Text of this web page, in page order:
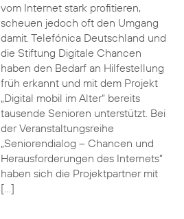
vom Internet stark profitieren,
scheuen jedoch oft den Umgang
damit. Telefónica Deutschland und
die Stiftung Digitale Chancen
haben den Bedarf an Hilfestellung
früh erkannt und mit dem Projekt
„Digital mobil im Alter“ bereits
tausende Senioren unterstützt. Bei
der Veranstaltungsreihe
„Seniorendialog – Chancen und
Herausforderungen des Internets“
haben sich die Projektpartner mit
[…]